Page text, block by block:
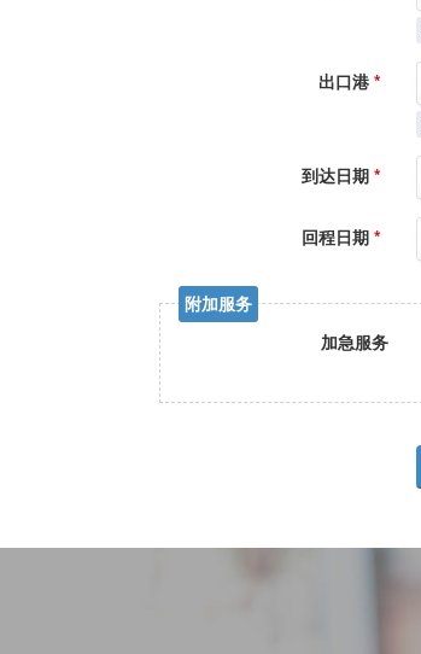
出口港*
到达日期*
回程日期*
附加服务
加急服务